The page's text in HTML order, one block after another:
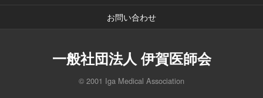
お問い合わせ
一般社団法人 伊賀医師会
© 2001 Iga Medical Association